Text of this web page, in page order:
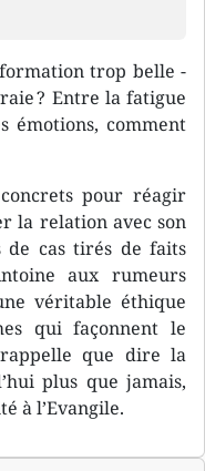
trop belle -
? Entre la fatigue
émotions, comment
pour réagir
la relation avec son
de cas tirés de faits
aux rumeurs
véritable éthique
qui façonnent le
que dire la
plus que jamais,
à l’Evangile.